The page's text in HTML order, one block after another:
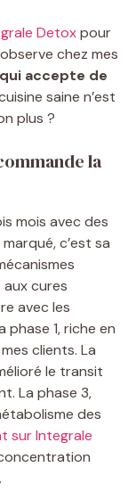
Detoxpour
chez mes
accepte de
saine n’est
plus ?
la
mois avec des
c’est sa
cures
avec les
phase 1, riche en
clients. La
le transit
La phase 3,
des
sur Integrale